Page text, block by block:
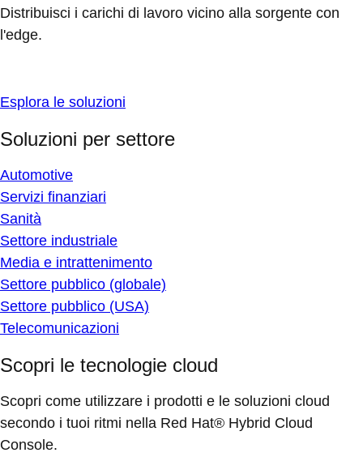
Distribuisci i carichi di lavoro vicino alla sorgente con
l'edge.
Esplora le soluzioni
Soluzioni per settore
Automotive
Servizi finanziari
Sanità
Settore industriale
Media e intrattenimento
Settore pubblico (globale)
Settore pubblico (USA)
Telecomunicazioni
Scopri le tecnologie cloud
Scopri come utilizzare i prodotti e le soluzioni cloud
secondo i tuoi ritmi nella Red Hat® Hybrid Cloud
Console.